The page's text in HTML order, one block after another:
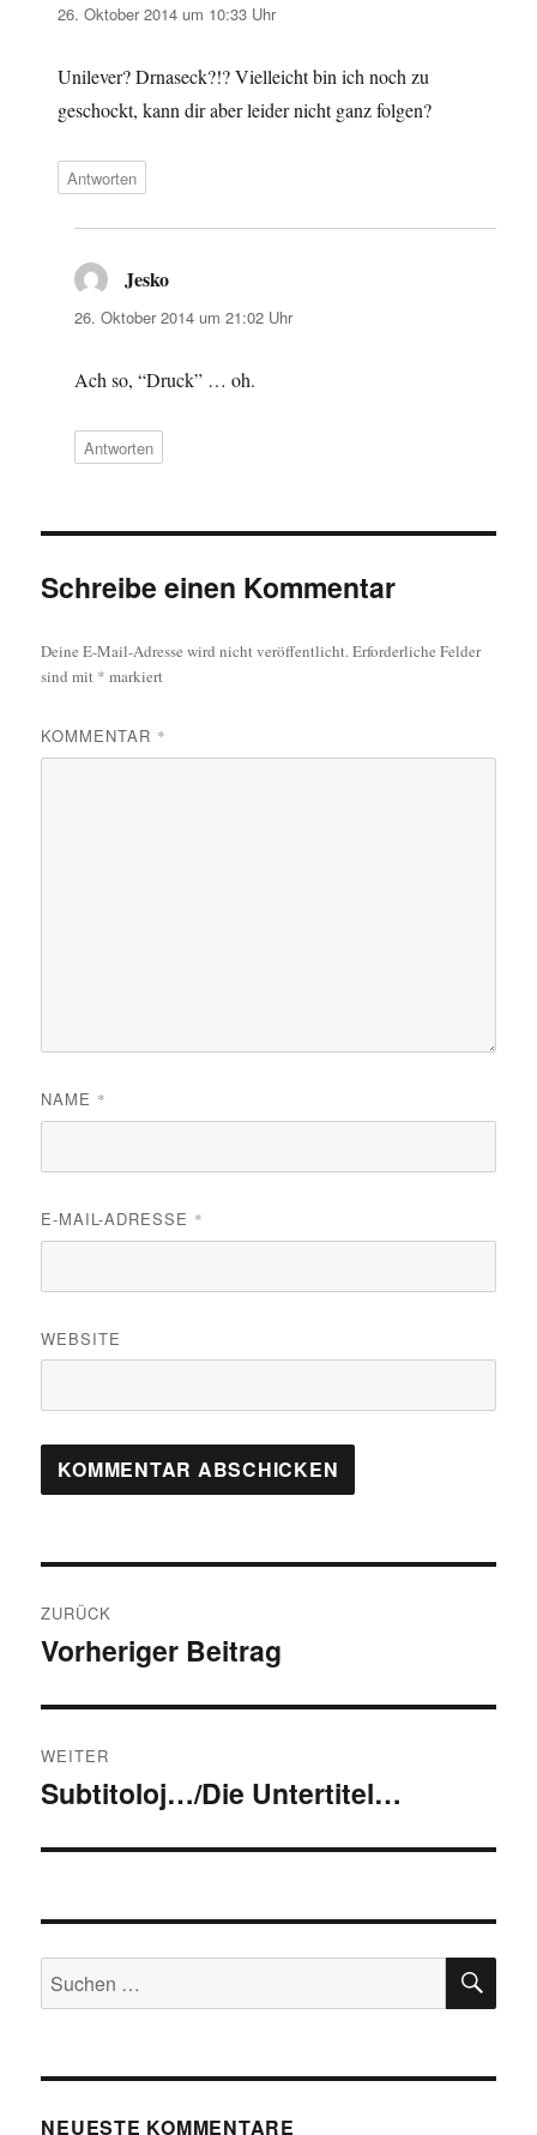
26. Oktober 2014 um 10:33 Uhr
Unilever? Drnaseck?!? Vielleicht bin ich noch zu
geschockt, kann dir aber leider nicht ganz folgen?
Antworten
Jesko
26. Oktober 2014 um 21:02 Uhr
Ach so, “Druck” … oh.
Antworten
Schreibe einen Kommentar
Deine E-Mail-Adresse wird nicht veröffentlicht. Erforderliche Felder
sind mit * markiert
KOMMENTAR *
NAME *
E-MAIL-ADRESSE *
WEBSITE
ZURÜCK
Vorheriger
Vorheriger Beitrag
WEITER
Nächster
Subtitoloj…/Die Untertitel…
Suchen
nach:
NEUESTE KOMMENTARE